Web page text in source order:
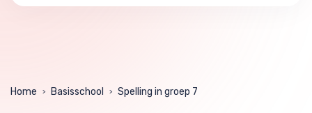
Home > Basisschool > Spelling in groep 7